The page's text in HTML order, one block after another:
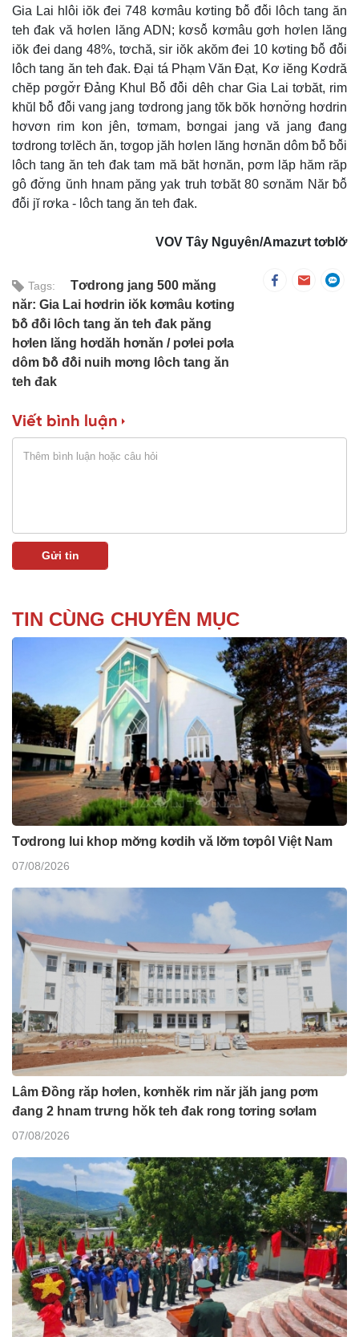
Gia Lai hlôi iŏk đei 748 kơmâu kơting ƀô̆ đô̆i lôch tang ăn
teh đak vă hơlen lăng ADN; kơsô̆ kơmâu gơh hơlen lăng
iŏk đei dang 48%, tơchă, sir iŏk akŏm đei 10 kơting ƀô̆ đô̆i
lôch tang ăn teh đak. Đại tá Phạm Văn Đạt, Kơ iĕng Kơdră
chĕp pơgơ̆r Đảng Khul Bô̆ đô̆i dêh char Gia Lai tơbăt, rim
khŭl ƀô̆ đô̆i vang jang tơdrong jang tŏk bŏk hơnơ̆ng hơdrin
hơvơn rim kon jên, tơmam, bơngai jang vă jang đang
tơdrong tơlĕch ăn, tơgop jăh hơlen lăng hơnăn dôm ƀô̆ ƀô̆i
lôch tang ăn teh đak tam mă băt hơnăn, pơm lăp hăm răp
gô đơ̆ng ŭnh hnam păng yak truh tơbăt 80 sơnăm Năr ƀô̆
đô̆i jĭ rơka - lôch tang ăn teh đak.
VOV Tây Nguyên/Amazưt tơblơ̆
Tags:
Tơdrong jang 500 măng
năr: Gia Lai hơdrin iŏk kơmâu kơting
ƀô̆ đô̆i lôch tang ăn teh đak păng
hơlen lăng hơdăh hơnăn
pơlei pơla
dôm ƀô̆ đô̆i nuih mơng lôch tang ăn
teh đak
Viết bình luận
TIN CÙNG CHUYÊN MỤC
Tơdrong lui khop mơ̆ng kơdih vă lơ̆m tơpôl Việt Nam
07/08/2026
Lâm Đồng răp hơlen, kơnhĕk rim năr jăh jang pơm
đang 2 hnam trưng hŏk teh đak rong tơring sơlam
07/08/2026